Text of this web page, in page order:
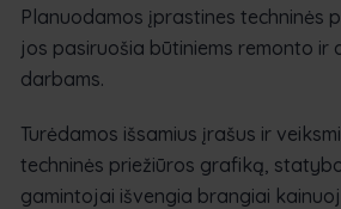
Planuodamos įprastines techninės
jos pasiruošia būtiniems remonto ir
darbams.
Turėdamos išsamius įrašus ir
techninės priežiūros grafiką,
gamintojai išvengia brangiai